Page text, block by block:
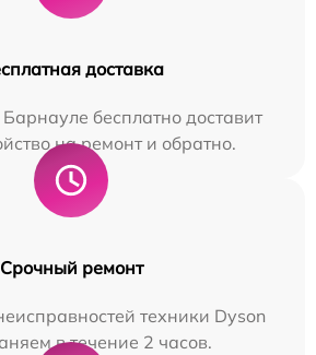
доставка
бесплатно доставит
на ремонт и обратно.
Срочный ремонт
техники Dyson
в течение 2 часов.